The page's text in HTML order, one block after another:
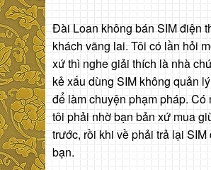
Đài Loan không bán SIM điện
khách vãng lai. Tôi có lần hỏi
xứ thì nghe giải thích là nhà
kẻ xấu dùng SIM không quản
để làm chuyện phạm pháp. Có
tôi phải nhờ bạn bản xứ mua
trước, rồi khi về phải trả lại SIM
bạn.